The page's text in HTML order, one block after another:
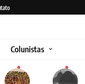
Colunistas